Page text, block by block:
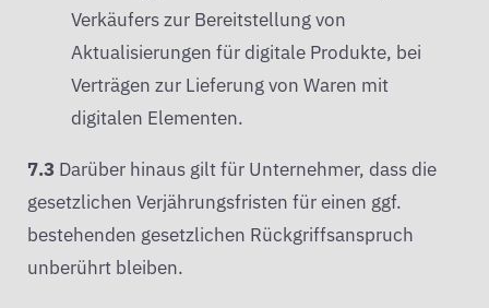
Verkäufers zur Bereitstellung von
Aktualisierungen für digitale Produkte, bei
Verträgen zur Lieferung von Waren mit
digitalen Elementen.
7.3 Darüber hinaus gilt für Unternehmer, dass die
gesetzlichen Verjährungsfristen für einen ggf.
bestehenden gesetzlichen Rückgriffsanspruch
unberührt bleiben.